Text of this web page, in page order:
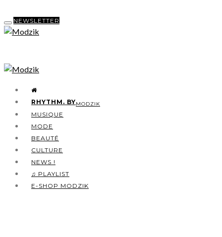
NEWSLETTER
RHYTHM. BYMODZIK
MUSIQUE
MODE
BEAUTÉ
CULTURE
NEWS !
♫ PLAYLIST
E-SHOP MODZIK